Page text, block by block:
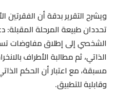
ويشرح التقرير بدقة أن الفقرتين
تحددان طبيعة المرحلة المقبلة:
الشخصي إلى إطلاق مفاوضات
الذاتي، ثم مطالبة الأطراف
مسبقة، مع اعتبار أن الحكم
وقابلية للتطبيق.